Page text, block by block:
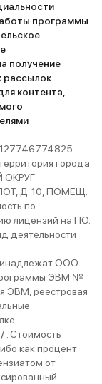
программы
получение
рассылок
контента,
города
ОКРУГ
Д. 10, ПОМЕЩ.
по
лицензий на ПО.
деятельности
ООО
ЭВМ №
ЭВМ, реестровая
. Стоимость
как процент
от